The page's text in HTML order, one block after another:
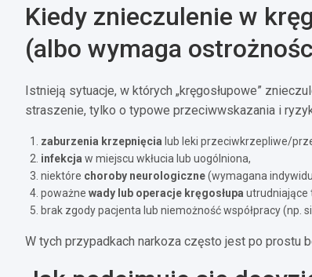
Kiedy znieczulenie w
(albo wymaga
Istnieją sytuacje, w których „kręgosłupowe”
straszenie, tylko o typowe przeciwwskazania i
zaburzenia krzepnięcia lub leki przeciwkrzepliwe/
infekcja w miejscu wkłucia lub uogólniona,
niektóre choroby neurologiczne(wymagana
poważne wady lub operacje kręgosłupa utrudniające
brak zgody pacjenta lub niemożność współpracy (np.
W tych przypadkach narkoza często jest po